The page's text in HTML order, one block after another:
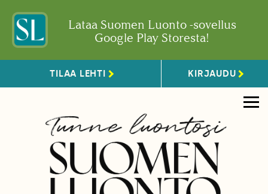
Lataa Suomen Luonto -sovellus
Google Play Storesta!
TILAA LEHTI KIRJAUDU